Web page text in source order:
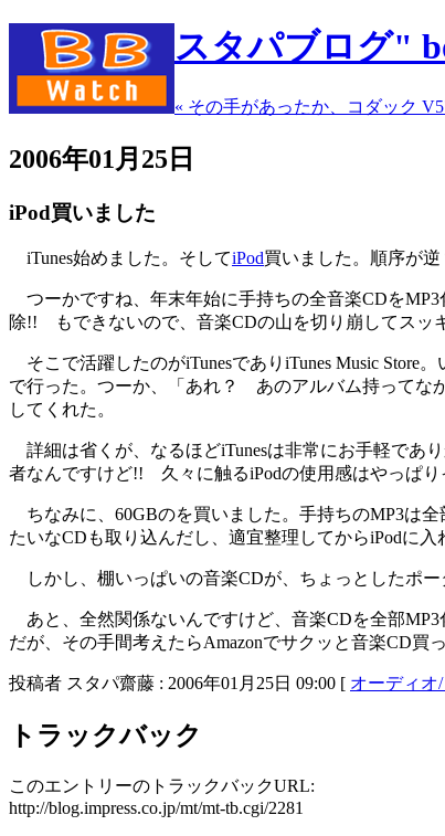
スタパブログ"
« その手があったか、コダック
2006年01月25日
iPod買いました
iTunes始めました。そしてiPod買いました。順序が逆
つーかですね、年末年始に手持ちの全音楽CDを
除!! もできないので、音楽CDの山を切り崩してスッ
そこで活躍したのがiTunesでありiTunes Music Store
で行った。つーか、「あれ？ あのアルバム持ってな
してくれた。
詳細は省くが、なるほどiTunesは非常にお手軽であ
者なんですけど!! 久々に触るiPodの使用感はやっぱ
ちなみに、60GBのを買いました。手持ちのMP3は
たいなCDも取り込んだし、適宜整理してからiPodに入
しかし、棚いっぱいの音楽CDが、ちょっとしたポ
あと、全然関係ないんですけど、音楽CDを全部
だが、その手間考えたらAmazonでサクッと音楽CD買
投稿者 スタパ齋藤 : 2006年01月25日 09:00 [ オーディオ
トラックバック
このエントリーのトラックバックURL:
http://blog.impress.co.jp/mt/mt-tb.cgi/2281